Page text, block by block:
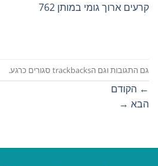
קרעים ארוך גומי במותן 762
גם התגובות וגם הtrackbacks סגורים כרגע.
← הקודם
הבא →